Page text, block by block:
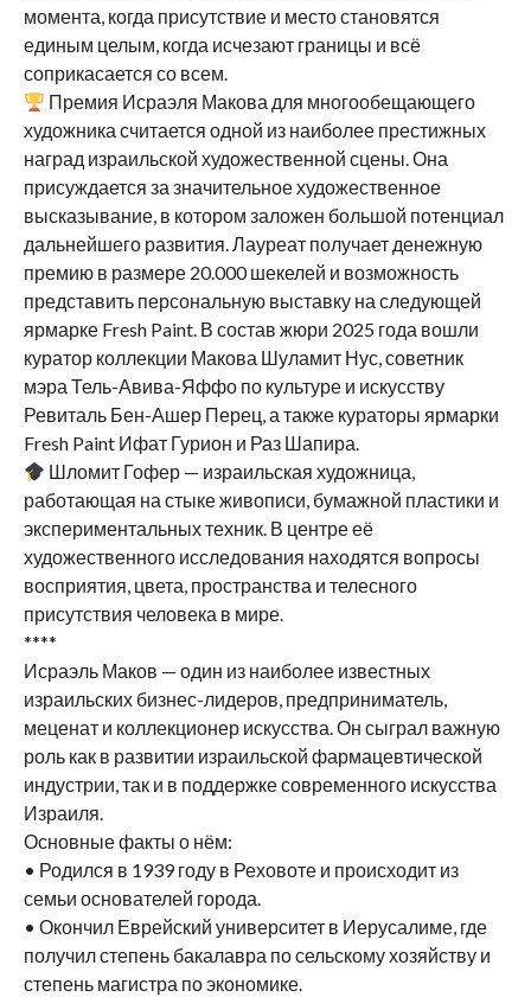
момента, когда присутствие и место становятся
единым целым, когда исчезают границы и всё
соприкасается со всем.
Премия Исраэля Макова для многообещающего
художника считается одной из наиболее престижных
наград израильской художественной сцены. Она
присуждается за значительное художественное
высказывание, в котором заложен большой потенциал
дальнейшего развития. Лауреат получает денежную
премию в размере 20.000 шекелей и возможность
представить персональную выставку на следующей
ярмарке Fresh Paint. В состав жюри 2025 года вошли
куратор коллекции Макова Шуламит Нус, советник
мэра Тель-Авива-Яффо по культуре и искусству
Ревиталь Бен-Ашер Перец, а также кураторы ярмарки
Fresh Paint Ифат Гурион и Раз Шапира.
Шломит Гофер — израильская художница,
работающая на стыке живописи, бумажной пластики и
экспериментальных техник. В центре её
художественного исследования находятся вопросы
восприятия, цвета, пространства и телесного
присутствия человека в мире.
****
Исраэль Маков — один из наиболее известных
израильских бизнес-лидеров, предприниматель,
меценат и коллекционер искусства. Он сыграл важную
роль как в развитии израильской фармацевтической
индустрии, так и в поддержке современного искусства
Израиля.
Основные факты о нём:
• Родился в 1939 году в Реховоте и происходит из
семьи основателей города.
• Окончил Еврейский университет в Иерусалиме, где
получил степень бакалавра по сельскому хозяйству и
степень магистра по экономике.